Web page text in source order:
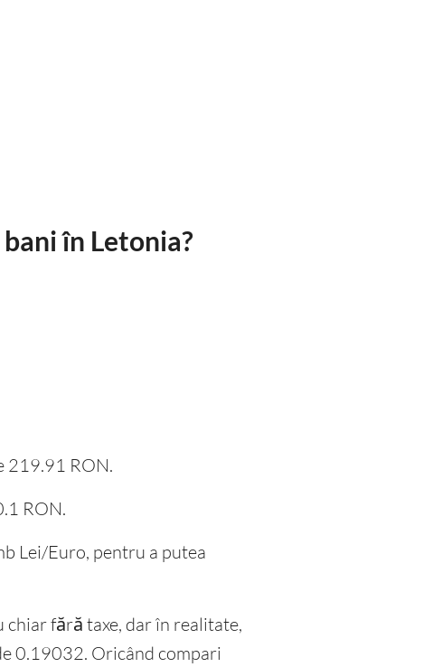
în Letonia?
219.91 RON.
RON.
Lei/Euro, pentru a putea
fără taxe, dar în realitate,
0.19032. Oricând compari